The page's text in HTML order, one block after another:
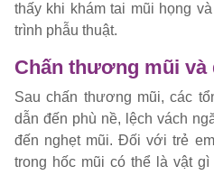
thấy khi khám tai mũi họng
trình phẫu thuật.
Chấn thương mũi và
Sau chấn thương mũi, các
dẫn đến phù nề, lệch vách
đến nghẹt mũi. Đối với trẻ
trong hốc mũi có thể là vật